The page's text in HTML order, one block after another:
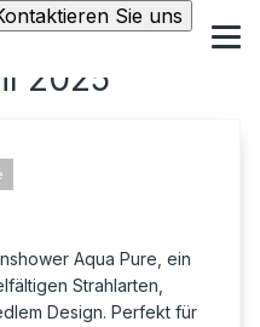
Sie uns
2025
Aqua Pure, ein
Strahlarten,
Design. Perfekt für